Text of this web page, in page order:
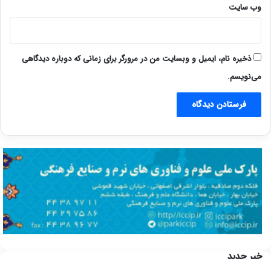
وب‌ سایت
ذخیره نام، ایمیل و وبسایت من در مرورگر برای زمانی که دوباره دیدگاهی
می‌نویسم.